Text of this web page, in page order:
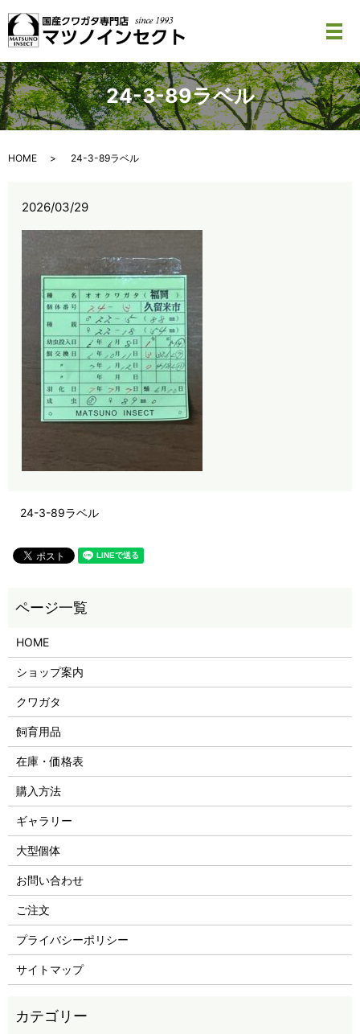
メ
24-3-89ラベル
HOME 24-3-89ラベル
2026/03/29
24-3-89ラベル
HOME
ショップ案内
クワガタ
飼育用品
在庫・価格表
購入方法
ギャラリー
大型個体
お問い合わせ
ご注文
プライバシーポリシー
サイトマップ